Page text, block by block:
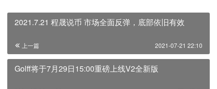
2021.7.21 程晟说币 市场全面反弹，底部依旧有效
上一篇 2021-07-21 22:10
Golff将于7月29日15:00重磅上线V2全新版